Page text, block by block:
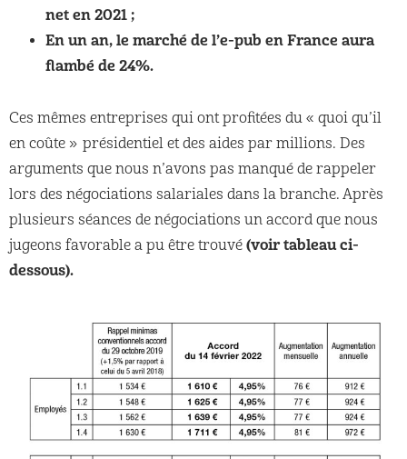
net en 2021 ;
En un an, le marché de l’e-pub en France aura
flambé de 24%.
Ces mêmes entreprises qui ont profitées du « quoi qu’il
en coûte » présidentiel et des aides par millions. Des
arguments que nous n’avons pas manqué de rappeler
lors des négociations salariales dans la branche. Après
plusieurs séances de négociations un accord que nous
jugeons favorable a pu être trouvé (voir tableau ci-
dessous).